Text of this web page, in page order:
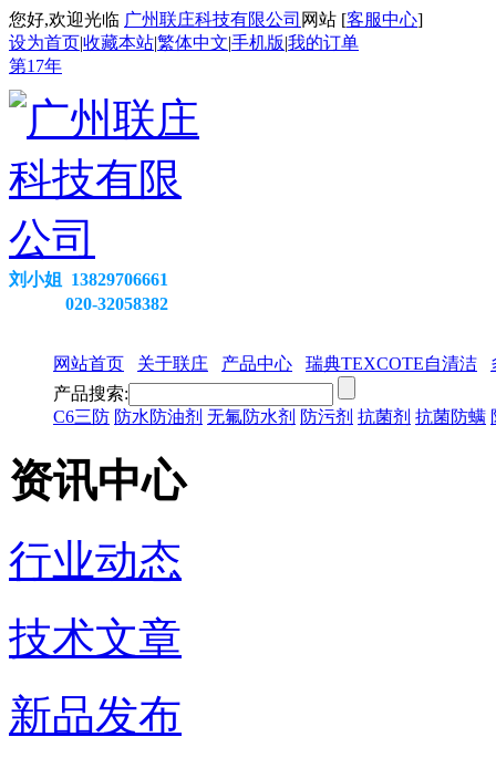
您好,欢迎光临 广州联庄科技有限公司 网站 [客服中心]
设为首页|收藏本站|繁体中文|手机版|我的订单
第17年
刘小姐 13829706661
020-32058382
网站首页 关于联庄 产品中心 瑞典TEXCOTE自清洁
产品搜索:
C6三防 防水防油剂 无氟防水剂 防污剂 抗菌剂 抗菌防螨
资讯中心
行业动态
技术文章
新品发布